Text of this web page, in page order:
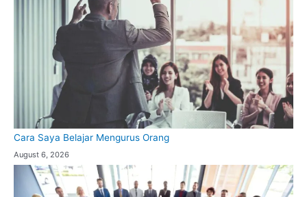
Cara Saya Belajar Mengurus Orang
August 6, 2026